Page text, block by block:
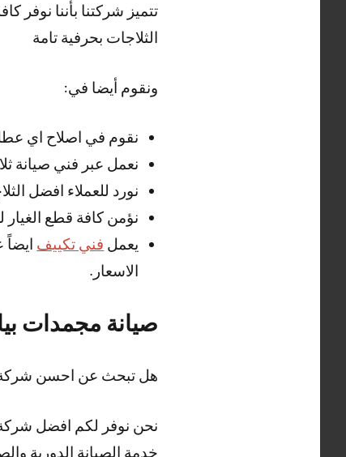
الثلاجات بحرفية تامة
ونقوم أيضا في:
نقوم في اصلاح اي
نعمل عبر فني صيانة
نورد للعملاء افضل
نؤمن كافة قطع الغيار
يعمل فني تكييف
الاسعار.
صيانة مجمدات
هل تبحث عن احسن شركة
نحن نوفر لكم افضل شركة
خدمة الصيانة الدورية